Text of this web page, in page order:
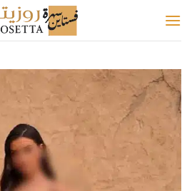
للمحتوى